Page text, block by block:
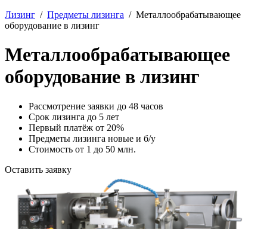
Лизинг / Предметы лизинга / Металлообрабатывающее
оборудование в лизинг
Металлообрабатывающее
оборудование в лизинг
Рассмотрение заявки до 48 часов
Срок лизинга до 5 лет
Первый платёж от 20%
Предметы лизинга новые и б/у
Стоимость oт 1 до 50 млн.
Оставить заявку